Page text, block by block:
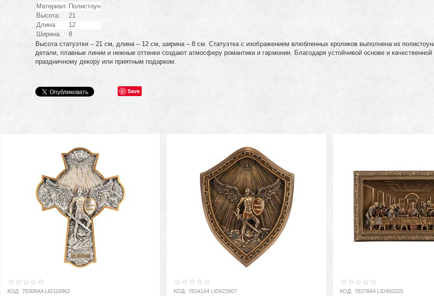
Материал: Полистоун
Высота:
21
Длина:
12
Ширина:
8
Высота статуэтки – 21 см, длина – 12 см, ширина – 8 см. Статуэтка с изображением влюбленных кроликов выполнена из
детали, плавные линии и нежные оттенки создают атмосферу романтики и гармонии. Благодаря устойчивой основе и
праздничному декору или приятным подарком.
Save
КОД: 78308AA LID116862 КОД: 78341A4 LID623907 КОД: 78378A4 LID450325